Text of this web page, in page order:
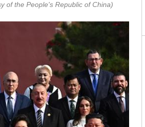
of the People's Republic of China)